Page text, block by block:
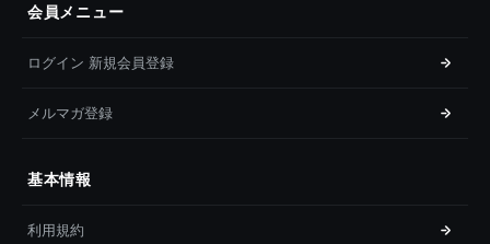
会員メニュー
ログイン 新規会員登録
メルマガ登録
基本情報
利用規約